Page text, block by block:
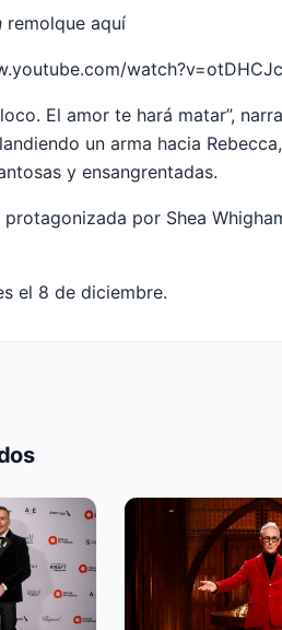
remolque aquí
El amor te hará matar”,
un arma hacia
y ensangrentadas.
por Shea
el 8 de diciembre.